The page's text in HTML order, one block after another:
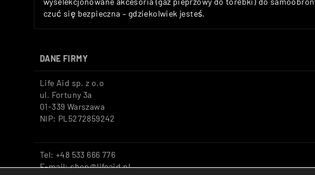
czuć się bezpieczna – gdziekolwiek jesteś.
DANE FIRMY
Life Aid sp. z o.o
ul. Fortuny 3a
01-339 Warszawa
NIP: PL5272859242
Tel: +48 533 666 776
E-mail: shop@lifeaid.pl